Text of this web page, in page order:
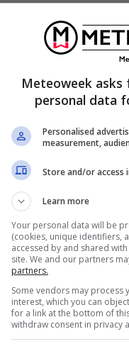
l’appello
alla
energetica che già
, osserva Bonomi.
i mercati
Meteoweek
personal data
Personalised
measurement,
Store and/or access
Learn more
Your personal data will be
(cookies, unique identifiers,
accessed by and shared
site. We and our partners
partners.
Some vendors may
interest, which you can
for a link at the bottom of
withdraw consent in privacy